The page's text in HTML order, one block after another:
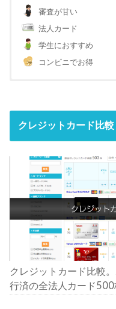
審査が甘い
法人カード
学生におすすめ
コンビニでお得
クレジットカード比較
クレジットカード比較
行済の全法人カード500